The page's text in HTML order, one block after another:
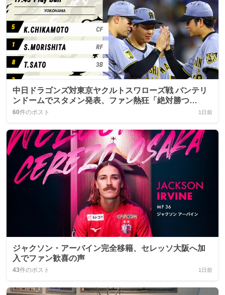
中日ドラゴンズ対東京ヤクルトスワローズ戦 バンテリ
ンドームでスタメン発表、ファン熱狂「絶対勝つ
ぞ！」
60件のポスト 1日前
ジャクソン・アーバイン完全移籍、セレッソ大阪へ加
入でファン歓喜の声
43件のポスト 1日前